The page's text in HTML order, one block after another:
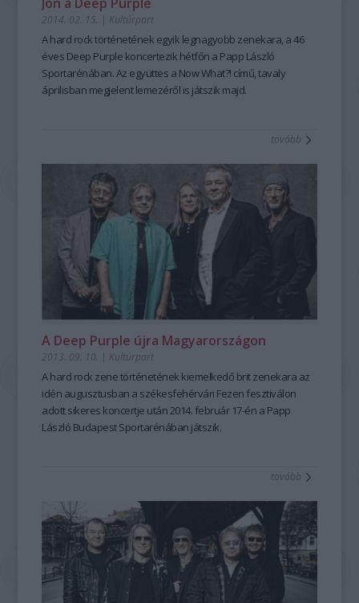
2014. 02. 15. | Kultúrpart
A hard rock történetének egyik legnagyobb zenekara, a 46
éves Deep Purple koncertezik hétfőn a Papp László
Sportarénában. Az együttes a Now What?! című, tavaly
áprilisban megjelent lemezéről is játszik majd.
tovább
A Deep Purple újra Magyarországon
2013. 09. 10. | Kultúrpart
Ahard rock zene történetének kiemelkedő brit zenekara az
idén augusztusban a székesfehérvári Fezen fesztiválon
adott sikeres koncertje után2014. február 17-én a Papp
László Budapest Sportarénában játszik.
tovább